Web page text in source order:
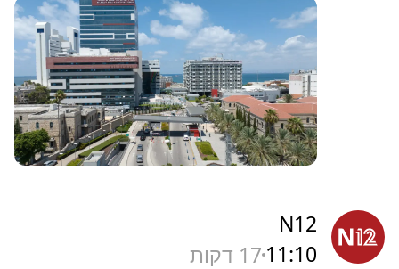
N12
11:10 17 דקות